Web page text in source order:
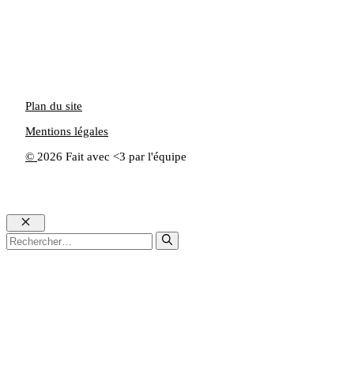
© 2026 Fait avec <3 par l'équipe
Plan du site
Mentions légales
Fermer
Rechercher :